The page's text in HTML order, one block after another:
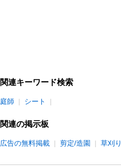
関連キーワード検索
庭師 シート
関連の掲示板
広告の無料掲載 剪定/造園 草刈り